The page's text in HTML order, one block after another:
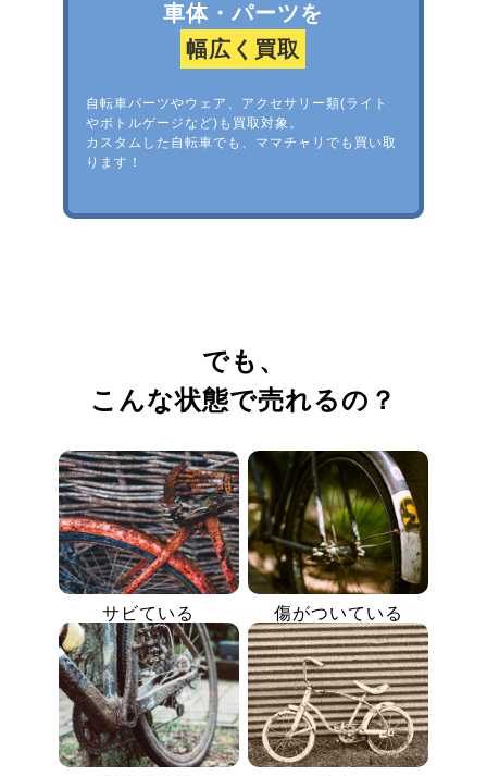
車体・パーツを
幅広く買取
自転車パーツやウェア、アクセサリー類(ライト
やボトルゲージなど)も買取対象。
カスタムした自転車でも、ママチャリでも買い取
ります！
でも、
こんな状態で売れるの？
サビている 傷がついている